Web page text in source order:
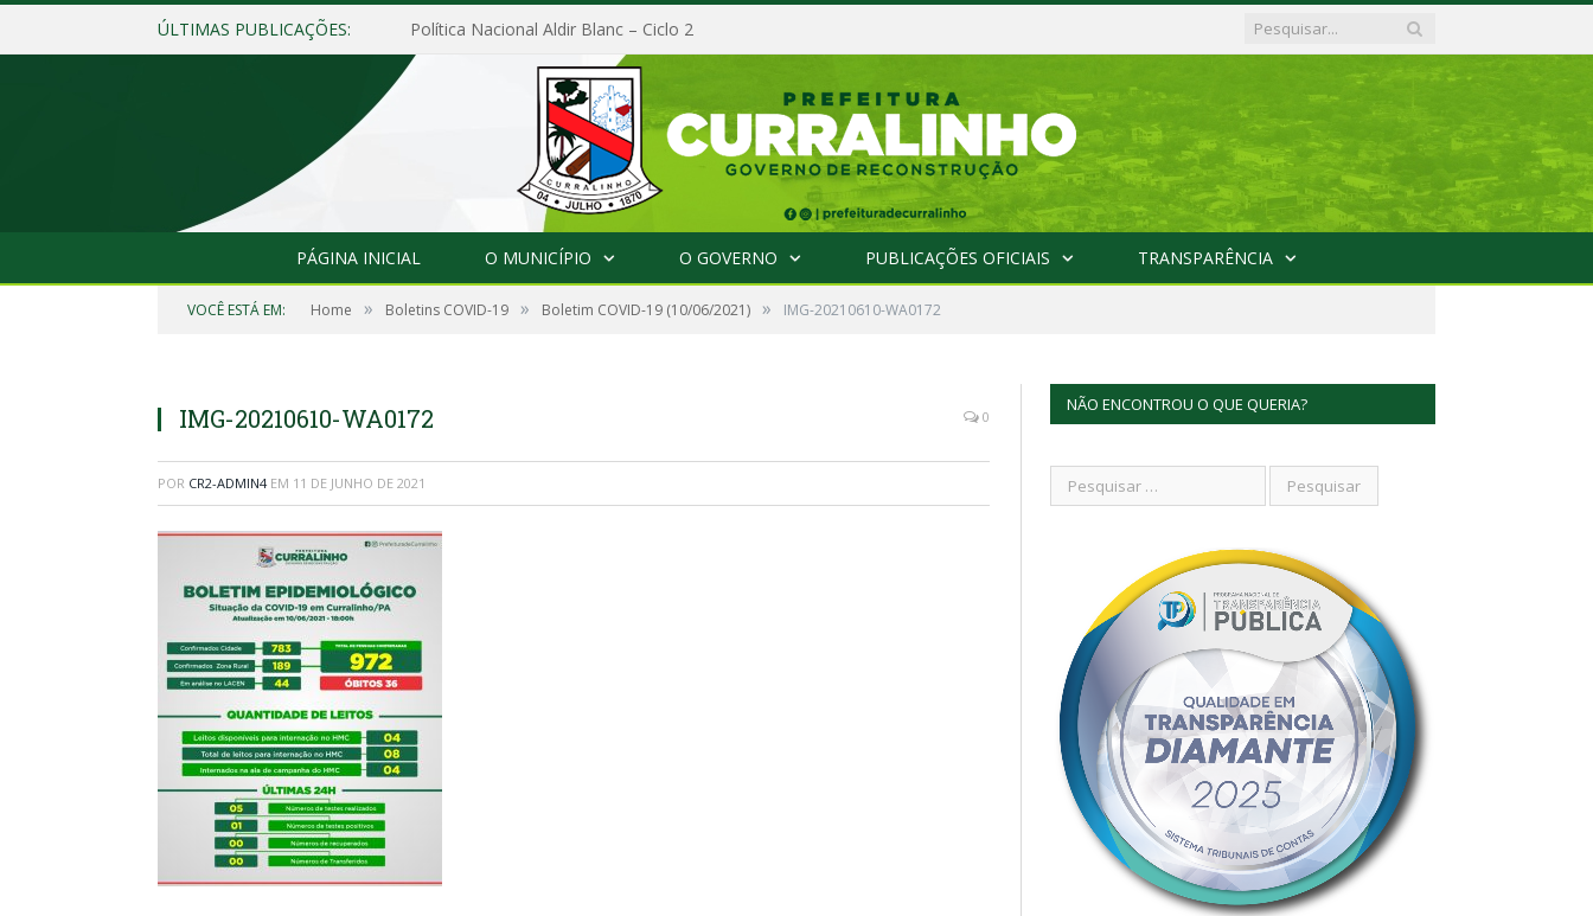
ÚLTIMAS PUBLICAÇÕES: Política Nacional Aldir Blanc – Ciclo 2
PÁGINA INICIAL O MUNICÍPIO O GOVERNO PUBLICAÇÕES OFICIAIS TRANSPARÊNCIA
VOCÊ ESTÁ EM: Home » Boletins COVID-19 » Boletim COVID-19 (10/06/2021) » IMG-20210610-WA0172
IMG-20210610-WA0172 0
POR CR2-ADMIN4 EM 11 DE JUNHO DE 2021
NÃO ENCONTROU O QUE QUERIA?